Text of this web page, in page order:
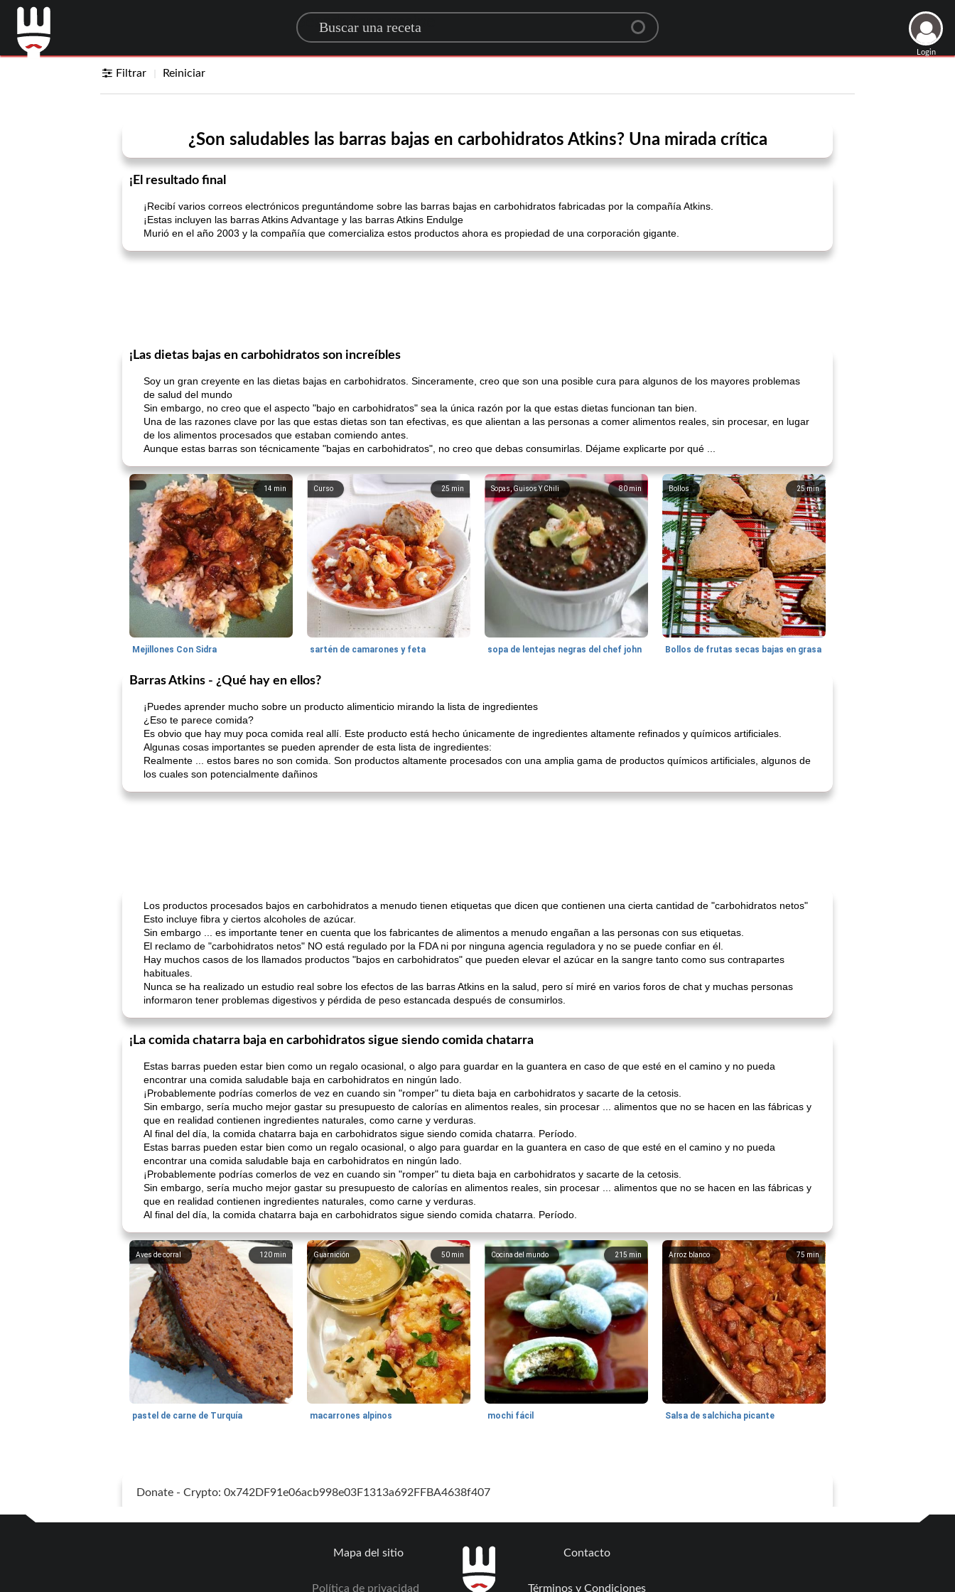
Search for a recipe
Login
Filtrar Reiniciar
¿Son saludables las barras bajas en carbohidratos Atkins? Una mirada crítica
¡El resultado final
¡Recibí varios correos electrónicos preguntándome sobre las barras bajas en carbohidratos fabricadas por la compañía Atkins.
¡Estas incluyen las barras Atkins Advantage y las barras Atkins Endulge
Murió en el año 2003 y la compañía que comercializa estos productos ahora es propiedad de una corporación gigante.
¡Las dietas bajas en carbohidratos son increíbles
Soy un gran creyente en las dietas bajas en carbohidratos. Sinceramente, creo que son una posible cura para algunos de los mayores problemas
de salud del mundo
Sin embargo, no creo que el aspecto "bajo en carbohidratos" sea la única razón por la que estas dietas funcionan tan bien.
Una de las razones clave por las que estas dietas son tan efectivas, es que alientan a las personas a comer alimentos reales, sin procesar, en lugar
de los alimentos procesados ​​que estaban comiendo antes.
Aunque estas barras son técnicamente "bajas en carbohidratos", no creo que debas consumirlas. Déjame explicarte por qué ...
14 min
Mejillones Con Sidra
25 min
Curso
sartén de camarones y feta
80 min
Sopas, Guisos Y Chili
sopa de lentejas negras del chef john
25min
Bollos
Bollos de frutas secas bajas en grasa
Barras Atkins - ¿Qué hay en ellos?
¡Puedes aprender mucho sobre un producto alimenticio mirando la lista de ingredientes
¿Eso te parece comida?
Es obvio que hay muy poca comida real allí. Este producto está hecho únicamente de ingredientes altamente refinados y químicos artificiales.
Algunas cosas importantes se pueden aprender de esta lista de ingredientes:
Realmente ... estos bares no son comida. Son productos altamente procesados ​​con una amplia gama de productos químicos artificiales, algunos de
los cuales son potencialmente dañinos
Los productos procesados ​​bajos en carbohidratos a menudo tienen etiquetas que dicen que contienen una cierta cantidad de "carbohidratos netos"
Esto incluye fibra y ciertos alcoholes de azúcar.
Sin embargo ... es importante tener en cuenta que los fabricantes de alimentos a menudo engañan a las personas con sus etiquetas.
El reclamo de "carbohidratos netos" NO está regulado por la FDA ni por ninguna agencia reguladora y no se puede confiar en él.
Hay muchos casos de los llamados productos "bajos en carbohidratos" que pueden elevar el azúcar en la sangre tanto como sus contrapartes
habituales.
Nunca se ha realizado un estudio real sobre los efectos de las barras Atkins en la salud, pero sí miré en varios foros de chat y muchas personas
informaron tener problemas digestivos y pérdida de peso estancada después de consumirlos.
¡La comida chatarra baja en carbohidratos sigue siendo comida chatarra
Estas barras pueden estar bien como un regalo ocasional, o algo para guardar en la guantera en caso de que esté en el camino y no pueda
encontrar una comida saludable baja en carbohidratos en ningún lado.
¡Probablemente podrías comerlos de vez en cuando sin "romper" tu dieta baja en carbohidratos y sacarte de la cetosis.
Sin embargo, sería mucho mejor gastar su presupuesto de calorías en alimentos reales, sin procesar ... alimentos que no se hacen en las fábricas y
que en realidad contienen ingredientes naturales, como carne y verduras.
Al final del día, la comida chatarra baja en carbohidratos sigue siendo comida chatarra. Período.
Estas barras pueden estar bien como un regalo ocasional, o algo para guardar en la guantera en caso de que esté en el camino y no pueda
encontrar una comida saludable baja en carbohidratos en ningún lado.
¡Probablemente podrías comerlos de vez en cuando sin "romper" tu dieta baja en carbohidratos y sacarte de la cetosis.
Sin embargo, sería mucho mejor gastar su presupuesto de calorías en alimentos reales, sin procesar ... alimentos que no se hacen en las fábricas y
que en realidad contienen ingredientes naturales, como carne y verduras.
Al final del día, la comida chatarra baja en carbohidratos sigue siendo comida chatarra. Período.
120 min
Aves de corral
pastel de carne de Turquía
50 min
Guarnición
macarrones alpinos
215 min
Cocina del mundo
mochi fácil
75 min
Arroz blanco
Salsa de salchicha picante
Donate - Crypto: 0x742DF91e06acb998e03F1313a692FFBA4638f407
Mapa del sitio
Política de privacidad
Contacto
Términos y Condiciones